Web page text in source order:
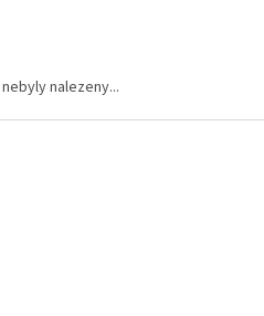
nebyly nalezeny...